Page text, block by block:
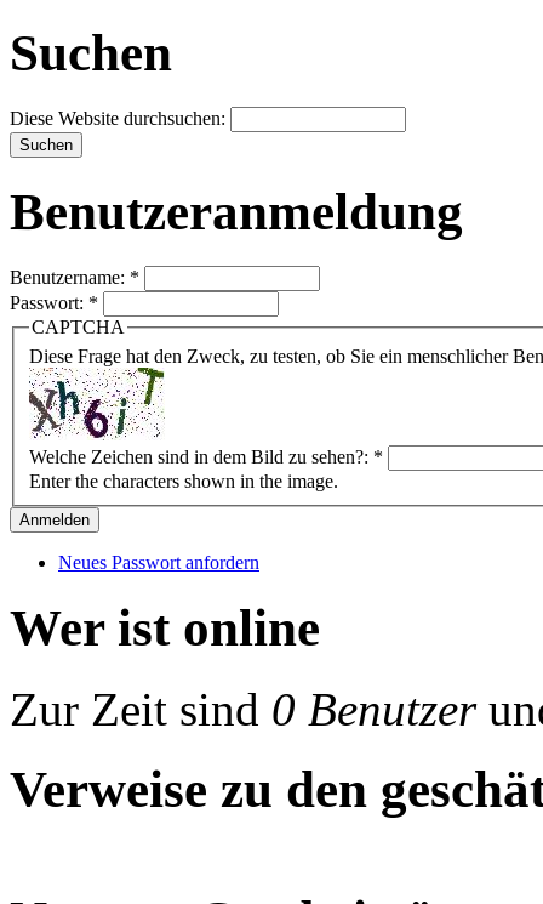
Suchen
Diese Website durchsuchen:
Benutzeranmeldung
Benutzername: *
Passwort: *
CAPTCHA
Diese Frage hat den Zweck, zu testen, ob Sie ein menschlicher
Welche Zeichen sind in dem Bild zu sehen?: *
Enter the characters shown in the image.
Neues Passwort anfordern
Wer ist online
Zur Zeit sind 0 Benutzer
Verweise zu den